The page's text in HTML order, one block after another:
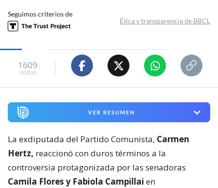
Seguimos criterios de
Ética y transparencia de BBCL
1609
visitas
VER RESUMEN
La exdiputada del Partido Comunista, Carmen
Hertz, reaccionó con duros términos a la
controversia protagonizada por las senadoras
Camila Flores y Fabiola Campillai en